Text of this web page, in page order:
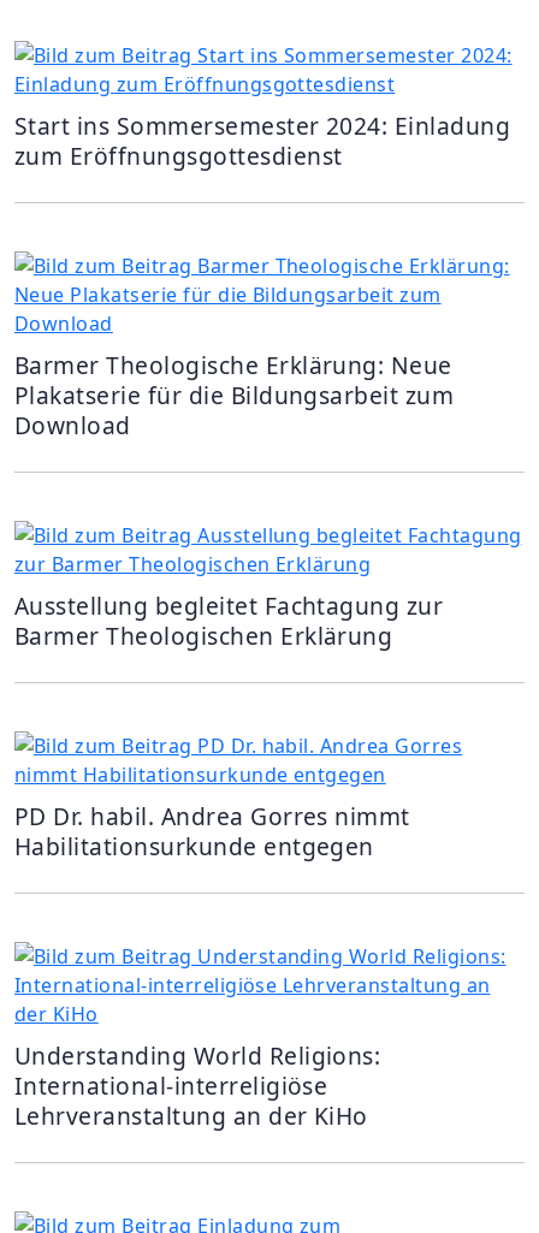
Start ins Sommersemester 2024: Einladung
zum Eröffnungsgottesdienst
Barmer Theologische Erklärung: Neue
Plakatserie für die Bildungsarbeit zum
Download
Ausstellung begleitet Fachtagung zur
Barmer Theologischen Erklärung
PD Dr. habil. Andrea Gorres nimmt
Habilitationsurkunde entgegen
Understanding World Religions:
International-interreligiöse
Lehrveranstaltung an der KiHo